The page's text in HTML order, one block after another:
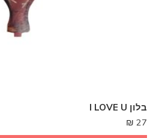
בלון I LOVE U
27
₪